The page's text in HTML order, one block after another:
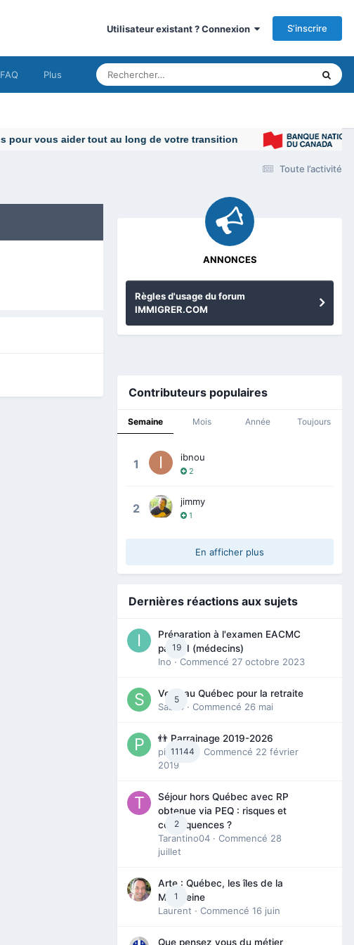
Utilisateur existant ? Connexion S’inscrire
FAQ Plus
Toute l’activité
ANNONCES
Règles d'usage du forum
IMMIGRER.COM
Contributeurs populaires
Semaine Mois Année Toujours
1 ibnou
2
2 jimmy
1
En afficher plus
Dernières réactions aux sujets
19
Préparation à l'examen EACMC
partie I (médecins)
Ino · Commencé 27 octobre 2023
5
Venir au Québec pour la retraite
Sab74 · Commencé 26 mai
11144
👬 Parrainage 2019-2026
piinoush
· Commencé 22 février
2019
2
Séjour hors Québec avec RP
obtenue via PEQ : risques et
conséquences ?
Tarantino04 · Commencé 28
juillet
1
Arte : Québec, les îles de la
Madeleine
Laurent · Commencé 16 juin
Que pensez vous du métier